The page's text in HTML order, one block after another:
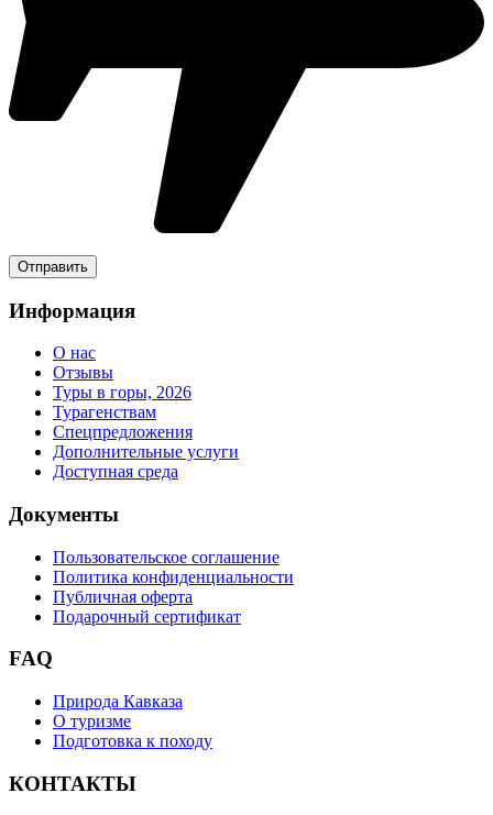
Информация
О нас
Отзывы
Туры в горы, 2026
Турагенствам
Спецпредложения
Дополнительные услуги
Доступная среда
Документы
Пользовательское соглашение
Политика конфиденциальности
Публичная оферта
Подарочный сертификат
FAQ
Природа Кавказа
О туризме
Подготовка к походу
КОНТАКТЫ